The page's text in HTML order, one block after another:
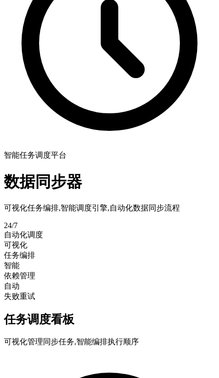
智能任务调度平台
数据同步器
可视化任务编排,智能调度引擎,自动化数据同步流程
24/7
自动化调度
可视化
任务编排
智能
依赖管理
自动
失败重试
任务调度看板
可视化管理同步任务,智能编排执行顺序